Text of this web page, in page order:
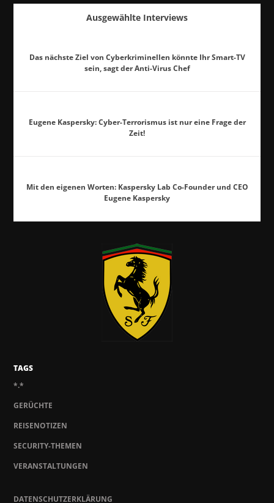
Ausgewählte Interviews
Das nächste Ziel von Cyberkriminellen könnte Ihr Smart-TV
sein, sagt der Anti-Virus Chef
Eugene Kaspersky: Cyber-Terrorismus ist nur eine Frage der
Zeit!
Mit den eigenen Worten: Kaspersky Lab Co-Founder und CEO
Eugene Kaspersky
TAGS
*.*
GERÜCHTE
REISENOTIZEN
SECURITY-THEMEN
VERANSTALTUNGEN
DATENSCHUTZERKLÄRUNG